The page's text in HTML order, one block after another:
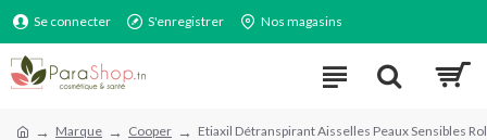
Se connecter S'enregistrer Nos magasins
Marque Cooper Etiaxil Détranspirant Aisselles Peaux Sensibles